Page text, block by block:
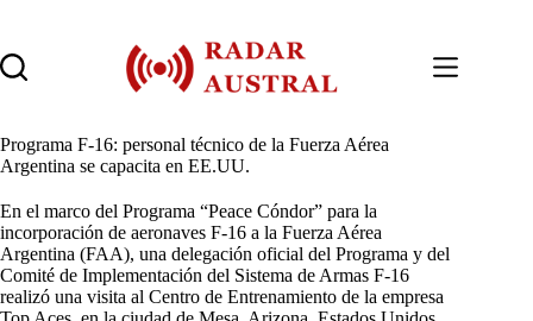
contenido
Programa F-16: personal técnico de la Fuerza Aérea
Argentina se capacita en EE.UU.
En el marco del Programa “Peace Cóndor” para la
incorporación de aeronaves F-16 a la Fuerza Aérea
Argentina (FAA), una delegación oficial del Programa y del
Comité de Implementación del Sistema de Armas F-16
realizó una visita al Centro de Entrenamiento de la empresa